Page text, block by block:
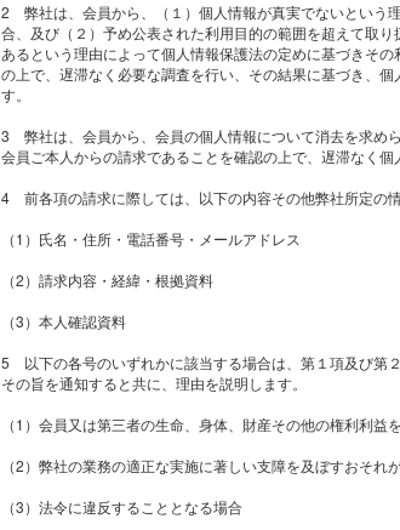
2 弊社は、会員から、（１）個人情報が真実でないという
合、及び（２）予め公表された利用目的の範囲を超えて取
あるという理由によって個人情報保護法の定めに基づきそ
の上で、遅滞なく必要な調査を行い、その結果に基づき、
す。
3 弊社は、会員から、会員の個人情報について消去を求め
会員ご本人からの請求であることを確認の上で、遅滞なく
4 前各項の請求に際しては、以下の内容その他弊社所定の情
（1）氏名・住所・電話番号・メールアドレス
（2）請求内容・経緯・根拠資料
（3）本人確認資料
5 以下の各号のいずれかに該当する場合は、第１項及び第
その旨を通知すると共に、理由を説明します。
（1）会員又は第三者の生命、身体、財産その他の権利利益
（2）弊社の業務の適正な実施に著しい支障を及ぼすおそれ
（3）法令に違反することとなる場合